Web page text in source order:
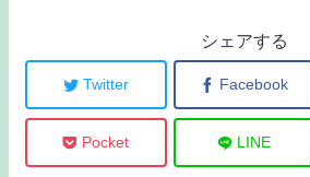
シェアする
Twitter Facebook
Pocket LINE